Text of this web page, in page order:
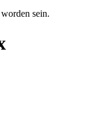
sein.